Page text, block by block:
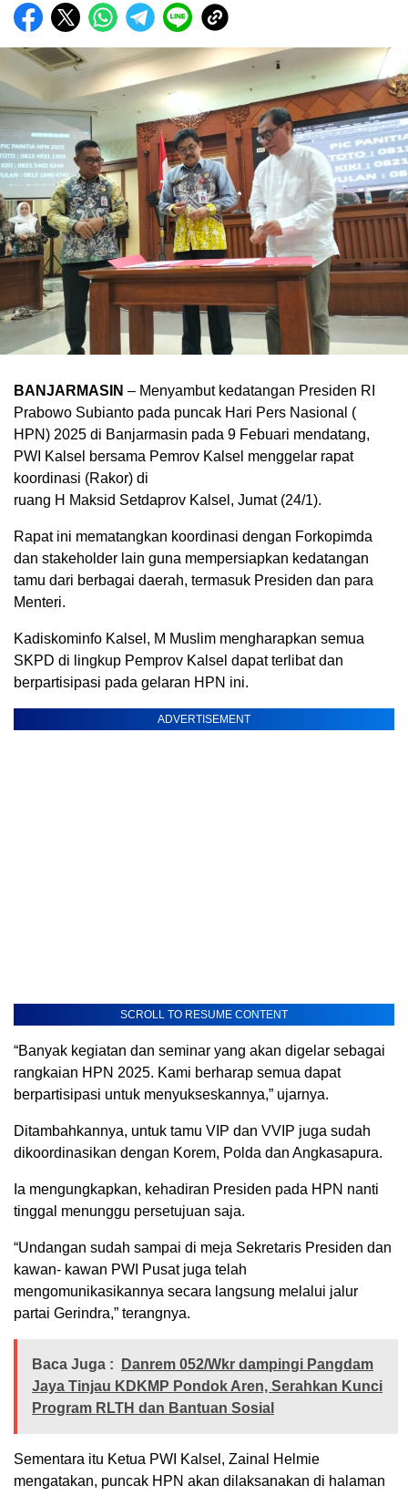
BANJARMASIN – Menyambut kedatangan Presiden RI
Prabowo Subianto pada puncak Hari Pers Nasional (
HPN) 2025 di Banjarmasin pada 9 Febuari mendatang,
PWI Kalsel bersama Pemrov Kalsel menggelar rapat
koordinasi (Rakor) di
ruang H Maksid Setdaprov Kalsel, Jumat (24/1).
Rapat ini mematangkan koordinasi dengan Forkopimda
dan stakeholder lain guna mempersiapkan kedatangan
tamu dari berbagai daerah, termasuk Presiden dan para
Menteri.
Kadiskominfo Kalsel, M Muslim mengharapkan semua
SKPD di lingkup Pemprov Kalsel dapat terlibat dan
berpartisipasi pada gelaran HPN ini.
ADVERTISEMENT
SCROLL TO RESUME CONTENT
“Banyak kegiatan dan seminar yang akan digelar sebagai
rangkaian HPN 2025. Kami berharap semua dapat
berpartisipasi untuk menyukseskannya,” ujarnya.
Ditambahkannya, untuk tamu VIP dan VVIP juga sudah
dikoordinasikan dengan Korem, Polda dan Angkasapura.
Ia mengungkapkan, kehadiran Presiden pada HPN nanti
tinggal menunggu persetujuan saja.
“Undangan sudah sampai di meja Sekretaris Presiden dan
kawan- kawan PWI Pusat juga telah
mengomunikasikannya secara langsung melalui jalur
partai Gerindra,” terangnya.
Baca Juga :
Danrem 052/Wkr dampingi Pangdam
Jaya Tinjau KDKMP Pondok Aren, Serahkan Kunci
Program RLTH dan Bantuan Sosial
Sementara itu Ketua PWI Kalsel, Zainal Helmie
mengatakan, puncak HPN akan dilaksanakan di halaman